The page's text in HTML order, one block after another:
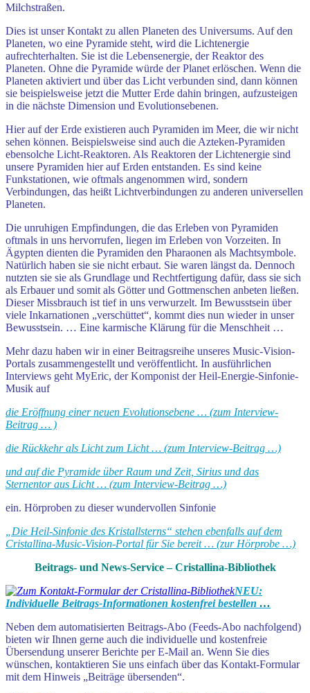
Milchstraßen.
Dies ist unser Kontakt zu allen Planeten des Universums. Auf den
Planeten, wo eine Pyramide steht, wird die Lichtenergie
aufrechterhalten. Sie ist die Lebensenergie, der Reaktor des
Planeten. Ohne die Pyramide würde der Planet erlöschen. Wenn die
Planeten aktiviert und über das Licht verbunden sind, dann können
sie beispielsweise jetzt die Mutter Erde dahin bringen, aufzusteigen
in die nächste Dimension und Evolutionsebenen.
Hier auf der Erde existieren auch Pyramiden im Meer, die wir nicht
sehen können. Beispielsweise sind auch die Azteken-Pyramiden
ebensolche Licht-Reaktoren. Als Reaktoren der Lichtenergie sind
unsere Pyramiden hier auf Erden entstanden. Es sind keine
Funkstationen, wie oftmals angenommen wird, sondern
Verbindungen, das heißt Lichtverbindungen zu anderen universellen
Planeten.
Die unruhigen Empfindungen, die das Erleben von Pyramiden
oftmals in uns hervorrufen, liegen im Erleben von Vorzeiten. In
Ägypten dienten die Pyramiden den Pharaonen als Machtsymbole.
Natürlich haben sie sie nicht erbaut. Sie waren längst da. Dennoch
nutzten sie sie als Grundlage und Rechtfertigung dafür, dass sie sich
als Erbauer und somit als Götter und Gottmenschen anbeten ließen.
Dieser Missbrauch ist tief in uns verwurzelt. Im Bewusstsein über
viele Inkarnationen „verschüttet“, kommt dies nun wieder in unser
Bewusstsein. … Eine karmische Klärung für die Menschheit …
Mehr dazu haben wir in einer Beitragsreihe unseres Music-Vision-
Portals zusammengestellt und veröffentlicht. In ausführlichen
Interviews geht MyEric, der Komponist der Heil-Energie-Sinfonie-
Musik auf
die Eröffnung einer neuen Evolutionsebene … (zum Interview-
Beitrag … )
die Rückkehr als Licht zum Licht … (zum Interview-Beitrag …)
und auf die Pyramide über Raum und Zeit, Sirius und das
Sternentor aus Licht … (zum Interview-Beitrag …)
ein. Hörproben zu dieser wundervollen Sinfonie
„Die Heil-Sinfonie des Kristallsterns“ stehen ebenfalls auf dem
Cristallina-Music-Vision-Portal für Sie bereit … (zur Hörprobe …)
Beitrags- und News-Service – Cristallina-Bibliothek
NEU:
Individuelle Beitrags-Informationen kostenfrei bestellen …
Neben dem automatisierten Beitrags-Abo (Feeds-Abo nachfolgend)
bieten wir Ihnen gerne auch die individuelle und kostenfreie
Übersendung unserer Berichte per E-Mail an. Wenn Sie dies
wünschen, kontaktieren Sie uns einfach über das Kontakt-Formular
mit dem Hinweis „Beiträge übersenden“.